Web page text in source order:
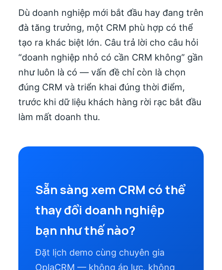
Dù doanh nghiệp mới bắt đầu hay đang trên
đà tăng trưởng, một CRM phù hợp có thể
tạo ra khác biệt lớn. Câu trả lời cho câu hỏi
“doanh nghiệp nhỏ có cần CRM không” gần
như luôn là có — vấn đề chỉ còn là chọn
đúng CRM và triển khai đúng thời điểm,
trước khi dữ liệu khách hàng rời rạc bắt đầu
làm mất doanh thu.
Sẵn sàng xem CRM có thể
thay đổi doanh nghiệp
bạn như thế nào?
Đặt lịch demo cùng chuyên gia
OplaCRM — không áp lực, không